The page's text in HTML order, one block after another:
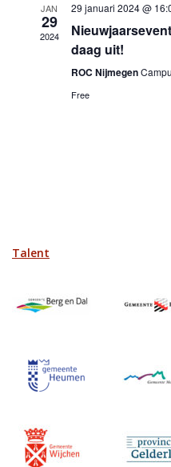
JAN
29
2024
29 januari 2024 @
daag uit!
ROC Nijmegen
Free
Talent